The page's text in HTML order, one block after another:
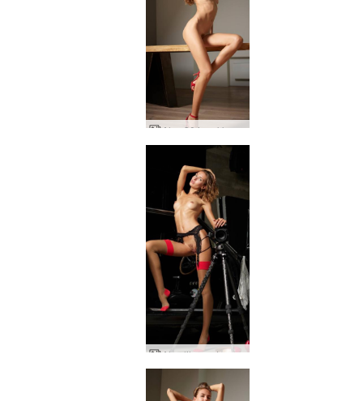
Alya 30 ja rokkaava
Alya lihasauton seksikkäitä selfieitä